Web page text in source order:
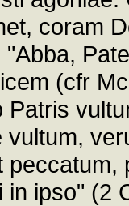
coram
(cfr
vultum,
in ipso" (2